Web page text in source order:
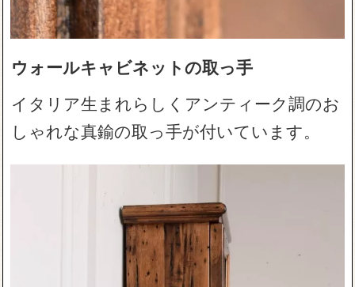
ウォールキャビネットの取っ手
イタリア生まれらしくアンティーク調のお
しゃれな真鍮の取っ手が付いています。